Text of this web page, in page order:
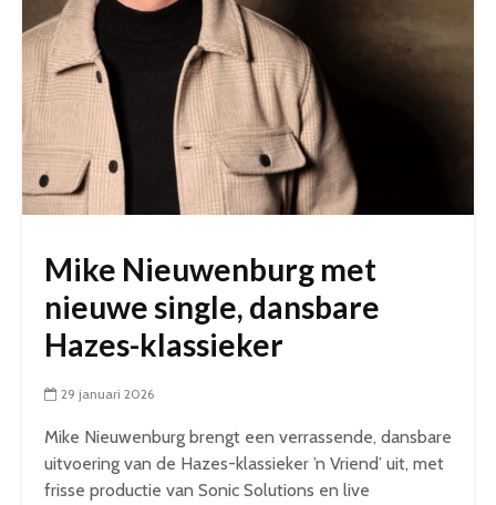
Mike Nieuwenburg met
nieuwe single, dansbare
Hazes-klassieker
29 januari 2026
Mike Nieuwenburg brengt een verrassende, dansbare
uitvoering van de Hazes-klassieker ’n Vriend’ uit, met
frisse productie van Sonic Solutions en live